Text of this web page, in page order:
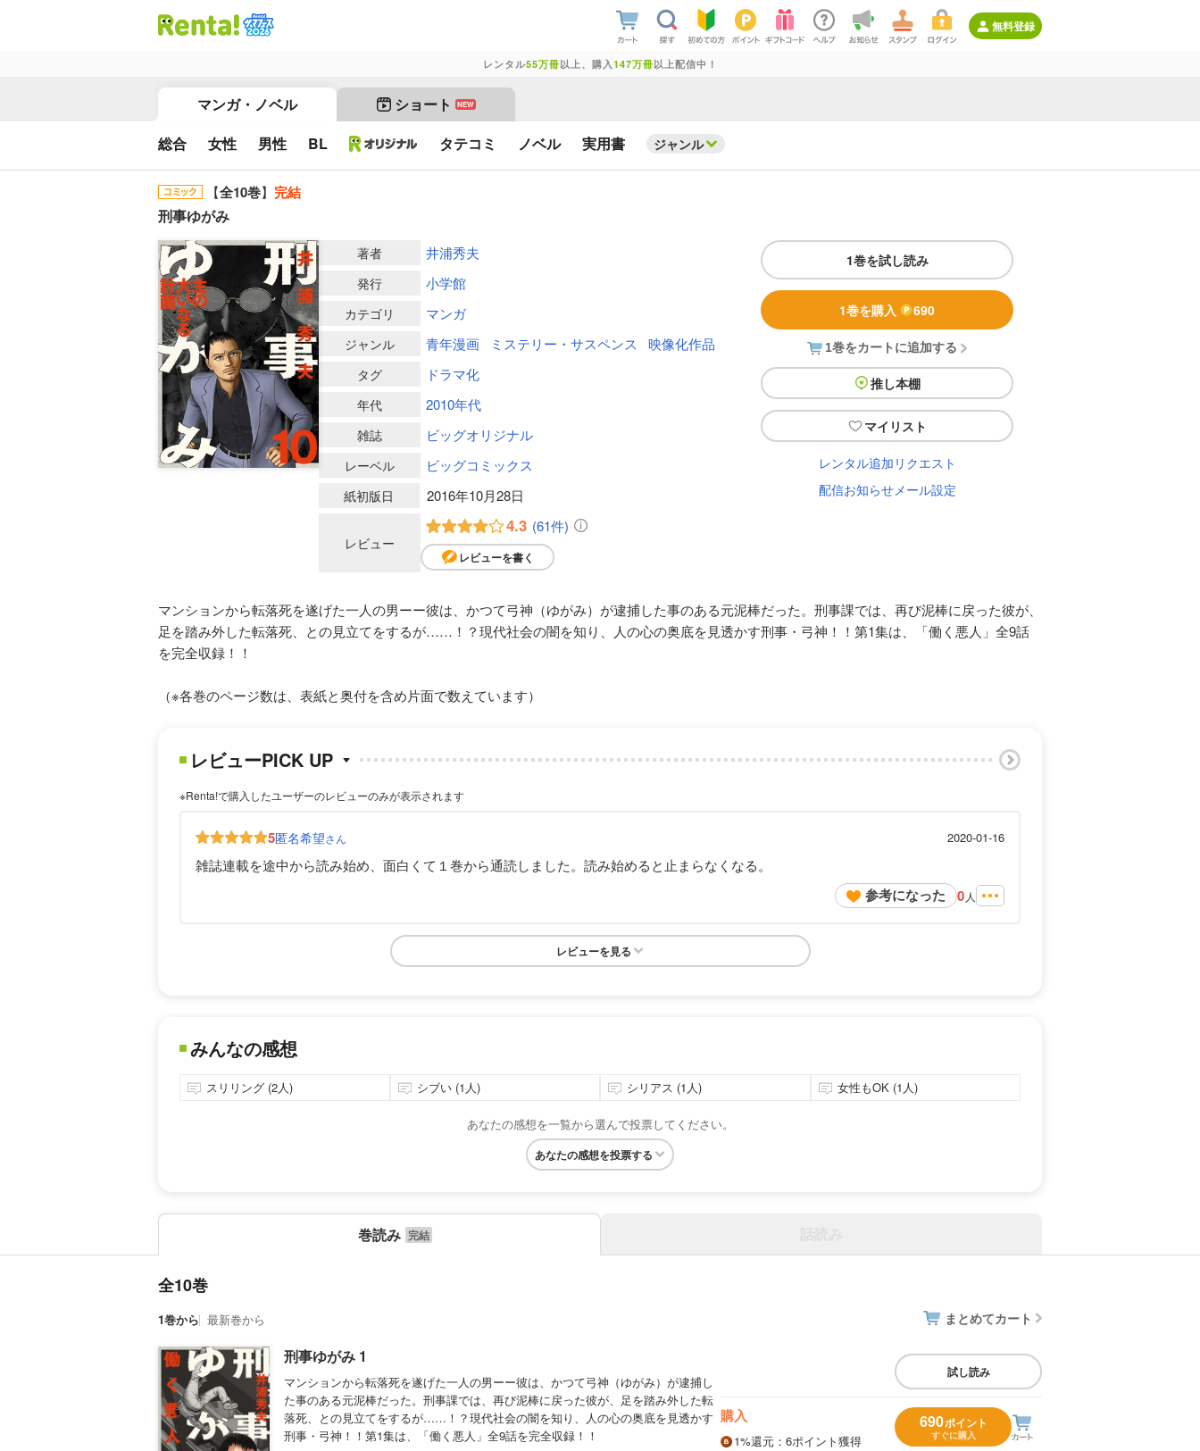
無料登録
レンタル55万冊以上、購入 147万冊以上配信中！
マンガ・ノベル ショート NEW
総合 女性 男性 BL タテコミ ノベル 実用書 ジャンル
【全10巻】 完結
刑事ゆがみ
1巻を試し読み
1巻を購入 690
1巻をカートに追加する
推し本棚
マイリスト
レンタル追加リクエスト
配信お知らせメール設定
著者 井浦秀夫
発行 小学館
カテゴリ マンガ
ジャンル 青年漫画 ミステリー・サスペンス 映像化作品
タグ ドラマ化
年代 2010年代
雑誌 ビッグオリジナル
レーベル ビッグコミックス
紙初版日 2016年10月28日
レビュー
4.3 (61件)
レビューを書く
マンションから転落死を遂げた一人の男ーー彼は、かつて弓神（ゆがみ）が逮捕した事のある元泥棒だった。刑事課では、再び泥棒に戻った彼が、
足を踏み外した転落死、との見立てをするが……！？現代社会の闇を知り、人の心の奥底を見透かす刑事・弓神！！第1集は、「働く悪人」全9話
を完全収録！！
（※各巻のページ数は、表紙と奥付を含め片面で数えています）
レビューPICK UP
※Renta!で購入したユーザーのレビューのみが表示されます
5匿名希望さん 2020-01-16
雑誌連載を途中から読み始め、面白くて１巻から通読しました。読み始めると止まらなくなる。
参考になった 0 人
レビューを見る
みんなの感想
スリリング (2人) シブい (1人) シリアス (1人) 女性もOK (1人)
あなたの感想を一覧から選んで投票してください。
あなたの感想を投票する
巻読み
全10巻
1巻から 最新巻から まとめてカート
刑事ゆがみ 1
マンションから転落死を遂げた一人の男ーー彼は、かつて弓神（ゆがみ）が逮捕し
た事のある元泥棒だった。刑事課では、再び泥棒に戻った彼が、足を踏み外した転
落死、との見立てをするが……！？現代社会の闇を知り、人の心の奥底を見透かす
刑事・弓神！！第1集は、「働く悪人」全9話を完全収録！！
試し読み
購入
1%還元 ：6ポイント獲得
690ポイント
すぐに購入